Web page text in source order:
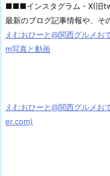
■■■インスタグラム・X(旧
最新のブログ記事情報や、
えむおひーと@関西グルメ
m写真と動画
えむおひーと@関西グルメ
er.com)